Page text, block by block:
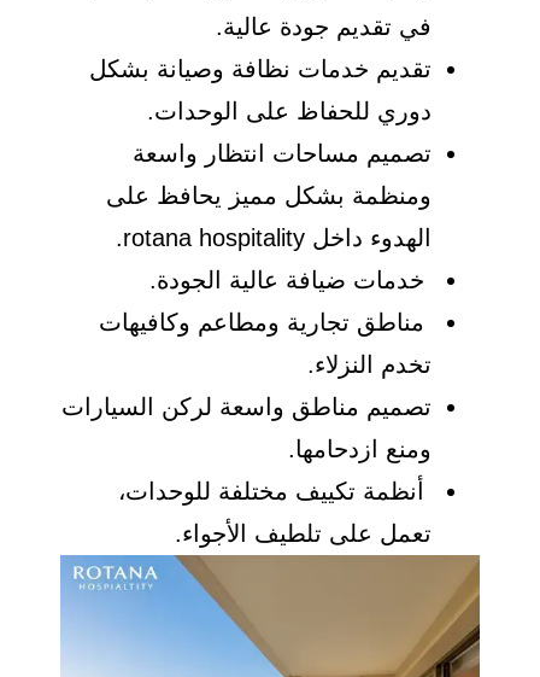
في تقديم جودة عالية.
تقديم خدمات نظافة وصيانة بشكل
دوري للحفاظ على الوحدات.
تصميم مساحات انتظار واسعة
ومنظمة بشكل مميز يحافظ على
الهدوء داخل rotana hospitality.
خدمات ضيافة عالية الجودة.
مناطق تجارية ومطاعم وكافيهات
تخدم النزلاء.
تصميم مناطق واسعة لركن السيارات
ومنع ازدحامها.
أنظمة تكييف مختلفة للوحدات،
تعمل على تلطيف الأجواء.